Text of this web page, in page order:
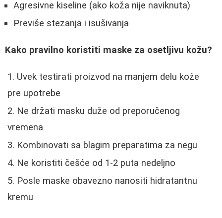
Agresivne kiseline (ako koža nije naviknuta)
Previše stezanja i isušivanja
Kako pravilno koristiti maske za osetljivu kožu?
Uvek testirati proizvod na manjem delu kože
pre upotrebe
Ne držati masku duže od preporučenog
vremena
Kombinovati sa blagim preparatima za negu
Ne koristiti češće od 1-2 puta nedeljno
Posle maske obavezno nanositi hidratantnu
kremu